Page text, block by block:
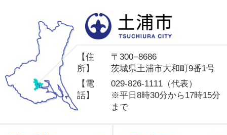
【住
所】
〒300−8686
茨城県土浦市大和町9番1号
【電
話】
029-826-1111（代表）
※平日8時30分から17時15分
まで